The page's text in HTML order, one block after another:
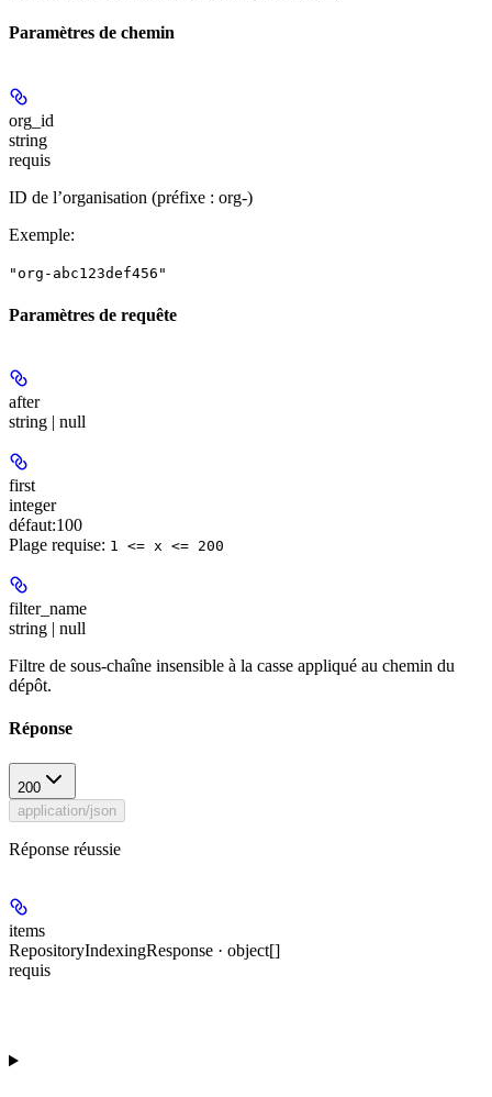
Paramètres de chemin
org_id
string
requis
ID de l’organisation (préfixe : org-)
Exemple:
"org-abc123def456"
Paramètres de requête
after
string | null
first
integer
défaut:100
Plage requise: 1 <= x <= 200
filter_name
string | null
Filtre de sous-chaîne insensible à la casse appliqué au chemin du
dépôt.
Réponse
200
application/json
Réponse réussie
items
RepositoryIndexingResponse · object[]
requis